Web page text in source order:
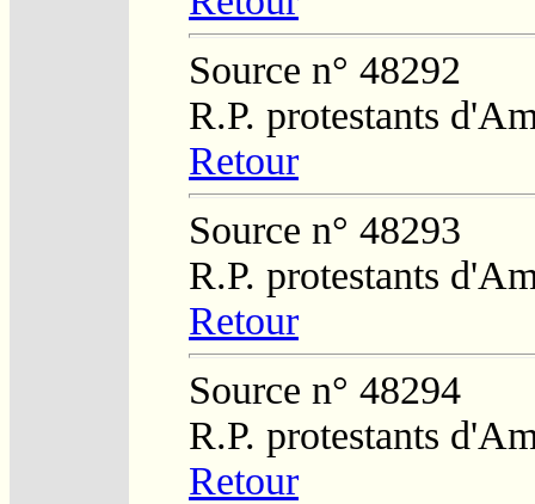
Source n° 48292
R.P. protestants
Retour
Source n° 48293
R.P. protestants
Retour
Source n° 48294
R.P. protestants
Retour